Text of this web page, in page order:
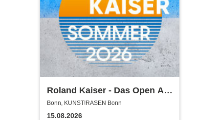
Roland Kaiser - Das Open Air
2026!
Bonn, KUNST!RASEN Bonn
15.08.2026